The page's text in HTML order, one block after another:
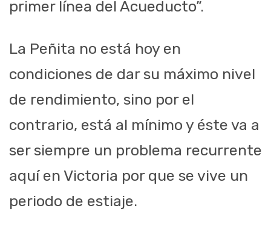
primer línea del Acueducto”.
La Peñita no está hoy en
condiciones de dar su máximo nivel
de rendimiento, sino por el
contrario, está al mínimo y éste va a
ser siempre un problema recurrente
aquí en Victoria por que se vive un
periodo de estiaje.